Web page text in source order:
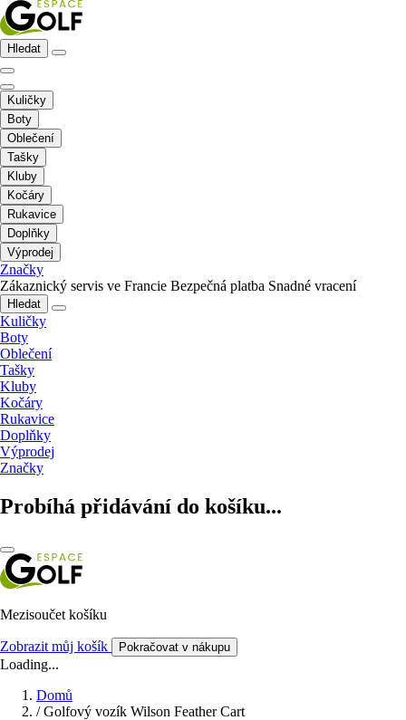
Hledat
Kuličky
Boty
Oblečení
Tašky
Kluby
Kočáry
Rukavice
Doplňky
Výprodej
Značky
Zákaznický servis ve Francie Bezpečná platba Snadné vracení
Hledat
Kuličky
Boty
Oblečení
Tašky
Kluby
Kočáry
Rukavice
Doplňky
Výprodej
Značky
Probíhá přidávání do košíku...
Mezisoučet košíku
Zobrazit můj košík Pokračovat v nákupu
Loading...
Domů
/ Golfový vozík Wilson Feather Cart